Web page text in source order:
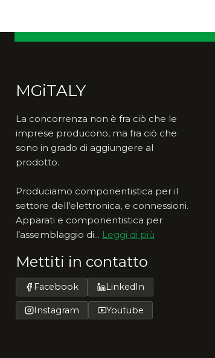
MGiTALY
La concorrenza non è fra ciò che le
imprese producono, ma fra ciò che
sono in grado di aggiungere al
prodotto.
Produciamo componentistica per il
settore dell’elettronica, e connessioni.
Apparati e componentistica per
l’assemblaggio di... Leggi di più
Mettiti in contatto
Facebook LinkedIn
Instagram Youtube